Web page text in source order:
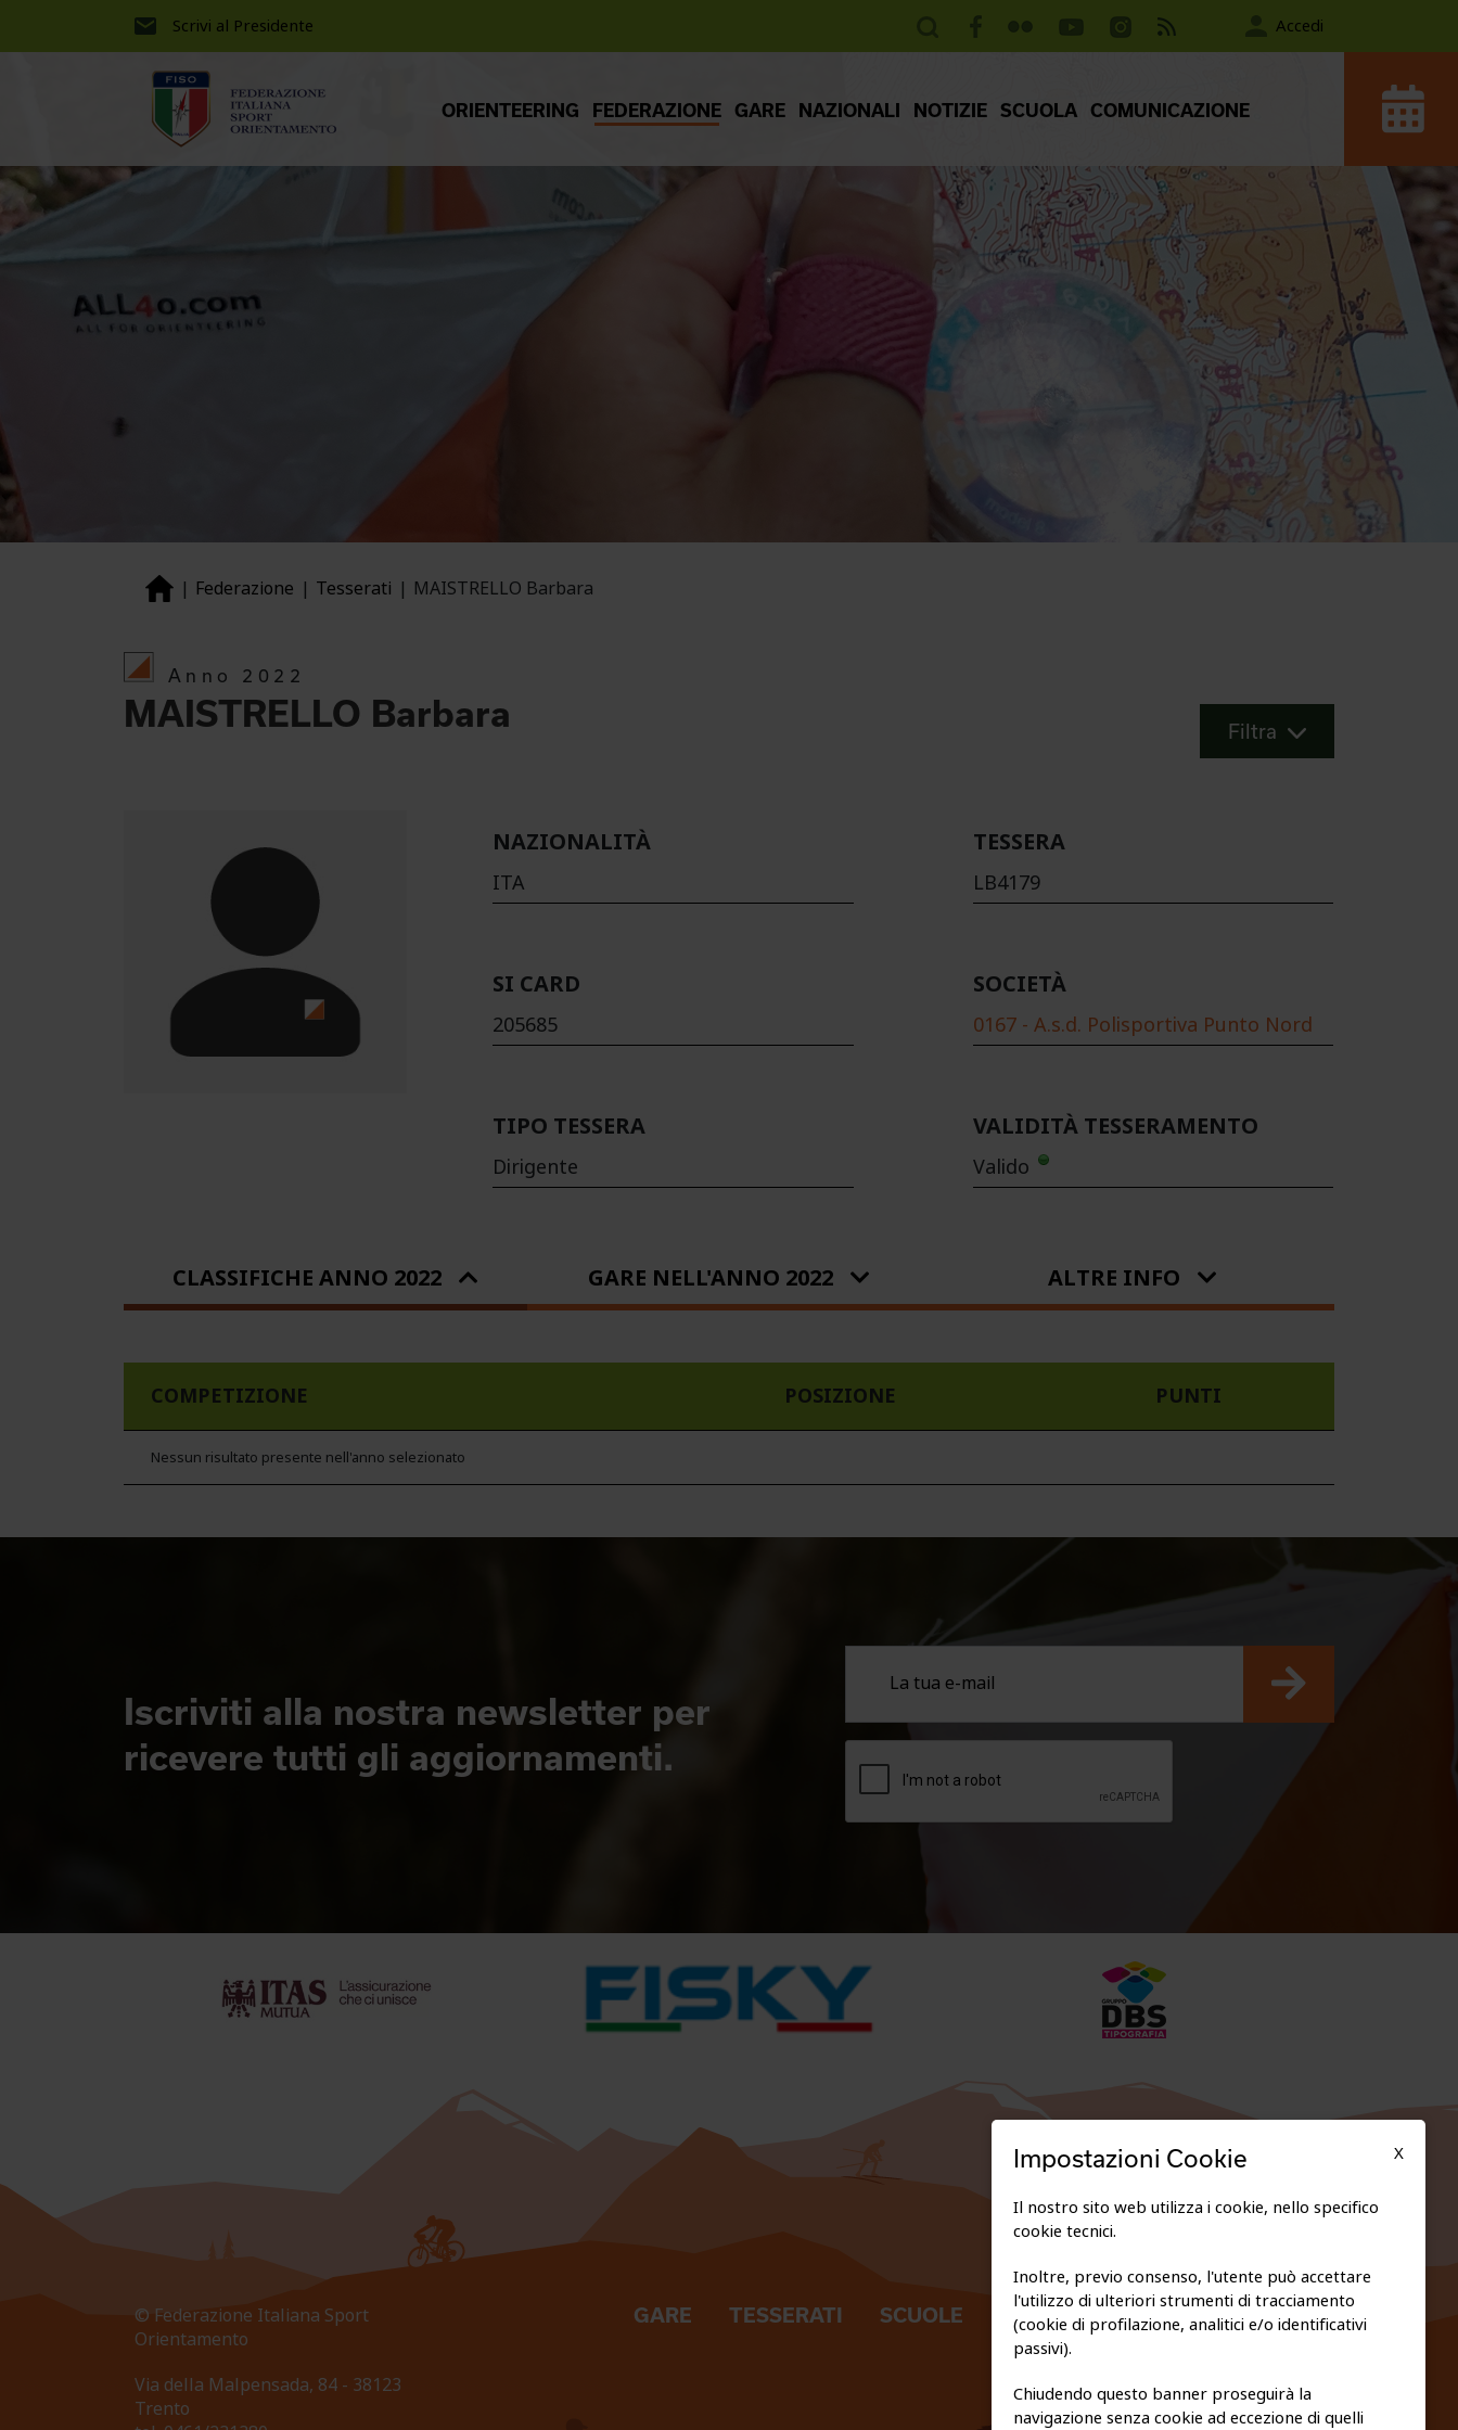
Scrivi al Presidente Accedi
ORIENTEERING FEDERAZIONE GARE NAZIONALI NOTIZIE SCUOLA COMUNICAZIONE
Federazione Tesserati MAISTRELLO Barbara
Anno 2022
MAISTRELLO Barbara Filtra
NAZIONALITÀ
ITA
TESSERA
LB4179
SI CARD
205685
SOCIETÀ
0167 - A.s.d. Polisportiva Punto Nord
TIPO TESSERA
Dirigente
VALIDITÀ TESSERAMENTO
Valido
CLASSIFICHE ANNO 2022 GARE NELL'ANNO 2022 ALTRE INFO
COMPETIZIONE POSIZIONE PUNTI
Nessun risultato presente nell'anno selezionato
Iscriviti alla nostra newsletter per
ricevere tutti gli aggiornamenti.
© Federazione Italiana Sport
Orientamento
Via della Malpensada, 84 - 38123
Trento
GARE TESSERATI SCUOLE
FEDERAZIONE TRASPARENTE
PRIVACY E COOKIE POLICY
X
Impostazioni Cookie
Il nostro sito web utilizza i cookie, nello specifico
cookie tecnici.
Inoltre, previo consenso, l'utente può accettare
l'utilizzo di ulteriori strumenti di tracciamento
(cookie di profilazione, analitici e/o identificativi
passivi).
Chiudendo questo banner proseguirà la
navigazione senza cookie ad eccezione di quelli